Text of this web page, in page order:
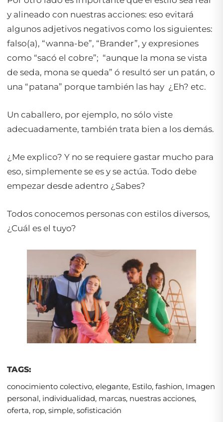
y alineado con nuestras acciones: eso evitará
algunos adjetivos negativos como los siguientes:
falso(a), “wanna-be”, “Brander”, y expresiones
como “sacó el cobre”; “aunque la mona se vista
de seda, mona se queda” ó resultó ser un patán, o
una “patana” porque también las hay ¿Eh? etc.
Un caballero, por ejemplo, no sólo viste
adecuadamente, también trata bien a los demás.
¿Me explico? Y no se requiere gastar mucho para
eso, simplemente se es y se actúa. Todo debe
empezar desde adentro ¿Sabes?
Todos conocemos personas con estilos diversos,
¿Cuál es el tuyo?
TAGS:
conocimiento colectivo, elegante, Estilo, fashion, Imagen
personal, individualidad, marcas, nuestras acciones,
oferta, rop, simple, sofisticación